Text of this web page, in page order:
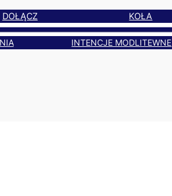
DOŁĄCZ KOŁA
INTENCJE MODLITEWNE